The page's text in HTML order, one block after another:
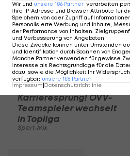
Karrieresprung! ÖVV-
Teamspieler wechselt
in Topliga
Sport-Mix
Wir und unsere 186 Partner verarbeiten
Ihre IP-Adresse und Browser-Attribute für
Speichern von oder Zugriff auf
Personalisierte Werbung und Inhalte,
der Performance von Inhalten,
und Verbesserung von Angeboten.
Diese Zwecke können unter Umständen
und Identifikation durch Scannen von
Manche Partner verwenden für gewisse
Interesse als Rechtsgrundlage für die
dazu, sowie die Möglichkeit Ihr
verfügbar: unsere 186 Partner
Impressum Datenschutzrichtlinie